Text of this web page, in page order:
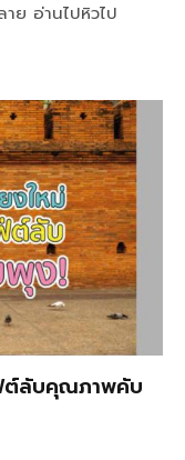
ย อ่านไปหิวไป
ต์ลับคุณภาพคับ